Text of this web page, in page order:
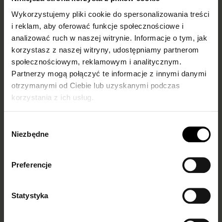
Wykorzystujemy pliki cookie do spersonalizowania treści
i reklam, aby oferować funkcje społecznościowe i
analizować ruch w naszej witrynie. Informacje o tym, jak
korzystasz z naszej witryny, udostępniamy partnerom
społecznościowym, reklamowym i analitycznym.
Partnerzy mogą połączyć te informacje z innymi danymi
otrzymanymi od Ciebie lub uzyskanymi podczas
korzystania z ich usług.
zgody
Niezbędne
Preferencje
Statystyka
Bikini fit 20 den
BELLY FLATTENING TIGHTS
€7.00
light natural
Elin 10 den
SHEER-TO-WAIST TIGHTS
€6.00
cappuccino
sand light natural
natural
+1